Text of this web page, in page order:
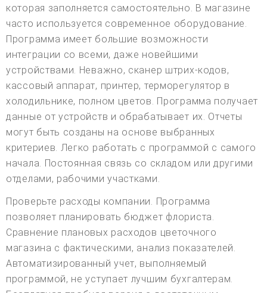
которая заполняется самостоятельно. В магазине
часто используется современное оборудование.
Программа имеет большие возможности
интеграции со всеми, даже новейшими
устройствами. Неважно, сканер штрих-кодов,
кассовый аппарат, принтер, терморегулятор в
холодильнике, полном цветов. Программа получает
данные от устройств и обрабатывает их. Отчеты
могут быть созданы на основе выбранных
критериев. Легко работать с программой с самого
начала. Постоянная связь со складом или другими
отделами, рабочими участками.
Проверьте расходы компании. Программа
позволяет планировать бюджет флориста.
Сравнение плановых расходов цветочного
магазина с фактическими, анализ показателей.
Автоматизированный учет, выполняемый
программой, не уступает лучшим бухгалтерам.